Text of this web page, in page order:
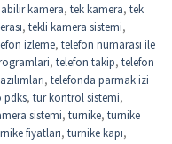
kamera, tek kamera, tek
, tekli kamera sistemi,
izleme, telefon numarası ile
, telefon takip, telefon
, telefonda parmak izi
pdks, tur kontrol sistemi,
sistemi, turnike, turnike
fiyatları, turnike kapı,